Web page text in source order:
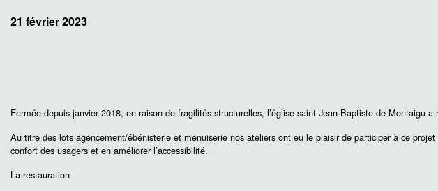
Date
21 février 2023
Fermée depuis janvier 2018, en raison de fragilités structurelles, l’église saint Jean-Baptiste de Montaigu
Au titre des lots agencement/ébénisterie et menuiserie nos ateliers ont eu le plaisir de participer à ce
confort des usagers et en améliorer l’accessibilité.
La restauration